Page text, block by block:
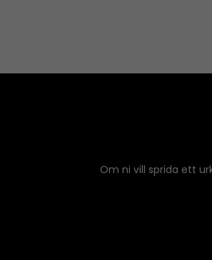
Om ni vill sprida ett